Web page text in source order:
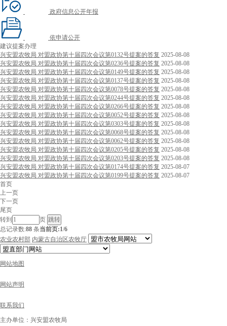
政府信息公开年报
依申请公开
建议提案办理
兴安盟农牧局 对盟政协第十届四次会议第0132号提案的答复 2025-08-08
兴安盟农牧局 对盟政协第十届四次会议第0236号提案的答复 2025-08-08
兴安盟农牧局 对盟政协第十届四次会议第0149号提案的答复 2025-08-08
兴安盟农牧局 对盟政协第十届四次会议第0137号提案的答复 2025-08-08
兴安盟农牧局 对盟政协第十届四次会议第0078号提案的答复 2025-08-08
兴安盟农牧局 对盟政协第十届四次会议第0244号提案的答复 2025-08-08
兴安盟农牧局 对盟政协第十届四次会议第0266号提案的答复 2025-08-08
兴安盟农牧局 对盟政协第十届四次会议第0052号提案的答复 2025-08-08
兴安盟农牧局 对盟政协第十届四次会议第0303号提案的答复 2025-08-08
兴安盟农牧局 对盟政协第十届四次会议第0068号提案的答复 2025-08-08
兴安盟农牧局 对盟政协第十届四次会议第0062号提案的答复 2025-08-08
兴安盟农牧局 对盟政协第十届四次会议第0205号提案的答复 2025-08-08
兴安盟农牧局 对盟政协第十届四次会议第0203号提案的答复 2025-08-08
兴安盟农牧局 对盟政协第十届四次会议第0174号提案的答复 2025-08-07
兴安盟农牧局 对盟政协第十届四次会议第0199号提案的答复 2025-08-07
首页
上一页
下一页
尾页
转到
页
总记录数:88 条当前页:1/6
农业农村部 内蒙古自治区农牧厅
网站地图
网站声明
联系我们
主办单位：兴安盟农牧局